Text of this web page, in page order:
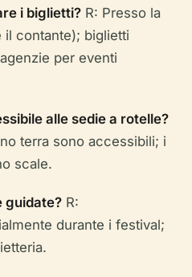
i biglietti? R: Presso la
contante); biglietti
per eventi
alle sedie a rotelle?
terra sono accessibili; i
scale.
guidate? R:
durante i festival;